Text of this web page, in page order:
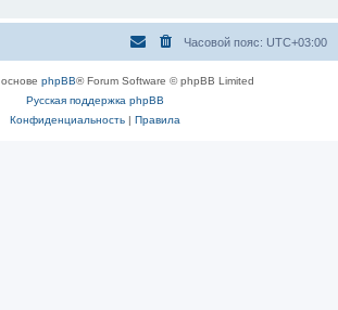
Часовой пояс: UTC+03:00
phpBB® Forum Software © phpBB Limited
Русская поддержка phpBB
Конфиденциальность| Правила